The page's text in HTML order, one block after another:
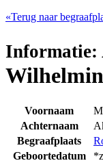
«Terug naar
Informatie:
Voornaam
Achternaam
Begraafplaats
Geboortedatum